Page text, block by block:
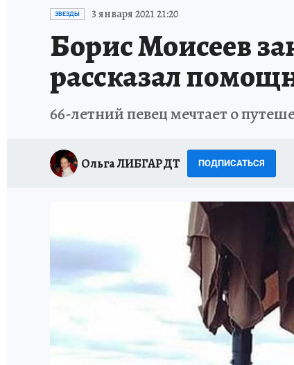
ИСПЫТАНО НА СЕБЕ
ЗВЕЗДЫ 3 января 2021 21:20
Борис Моисеев
рассказал
66-летний певец мечтает о
Ольга ЛИБГАРДТ ПОДПИСАТЬСЯ